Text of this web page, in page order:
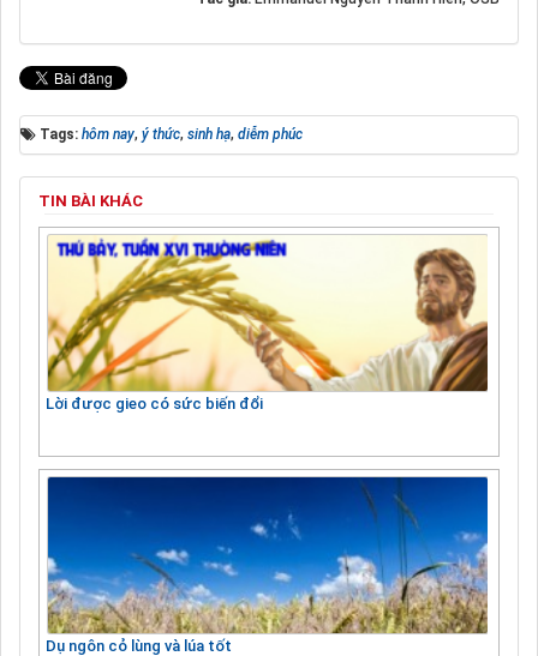
Tags: hôm nay, ý thức, sinh hạ, diễm phúc
TIN BÀI KHÁC
Lời được gieo có sức biến đổi
Dụ ngôn cỏ lùng và lúa tốt